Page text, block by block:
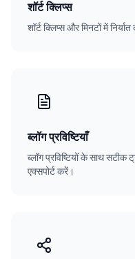
शॉर्ट क्लिप्स
शॉर्ट क्लिप्स और मिनटों में
ब्लॉग प्रविष्टियाँ
ब्लॉग प्रविष्टियों के साथ सटीक
एक्सपोर्ट करें।